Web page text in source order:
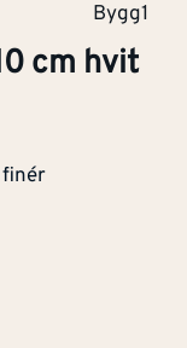
Bygg1
cm hvit
finér